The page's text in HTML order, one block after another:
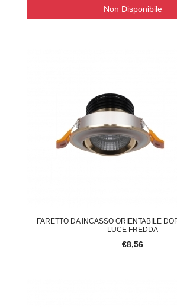
Non Disponibile
FARETTO DA INCASSO ORIENTABILE
LUCE FREDDA
€8,56